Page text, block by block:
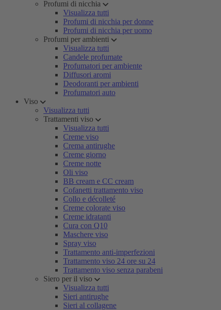
Profumi di nicchia
Visualizza tutti
Profumi di nicchia per donne
Profumi di nicchia per uomo
Profumi per ambienti
Visualizza tutti
Candele profumate
Profumatori per ambiente
Diffusori aromi
Deodoranti per ambienti
Profumatori auto
Viso
Visualizza tutti
Trattamenti viso
Visualizza tutti
Creme viso
Crema antirughe
Creme giorno
Creme notte
Oli viso
BB cream e CC cream
Cofanetti trattamento viso
Collo e décolleté
Creme colorate viso
Creme idratanti
Cura con Q10
Maschere viso
Spray viso
Trattamento anti-imperfezioni
Trattamento viso 24 ore su 24
Trattamento viso senza parabeni
Siero per il viso
Visualizza tutti
Sieri antirughe
Sieri al collagene